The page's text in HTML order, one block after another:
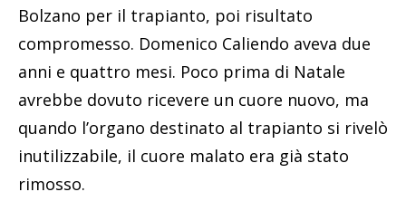
Bolzano per il trapianto, poi risultato
compromesso. Domenico Caliendo aveva due
anni e quattro mesi. Poco prima di Natale
avrebbe dovuto ricevere un cuore nuovo, ma
quando l’organo destinato al trapianto si rivelò
inutilizzabile, il cuore malato era già stato
rimosso.